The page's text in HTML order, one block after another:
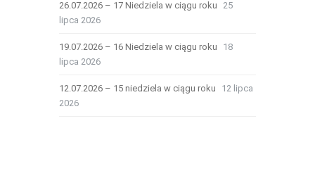
26.07.2026 – 17 Niedziela w ciągu roku
25
lipca 2026
19.07.2026 – 16 Niedziela w ciągu roku
18
lipca 2026
12.07.2026 – 15 niedziela w ciągu roku
12 lipca
2026